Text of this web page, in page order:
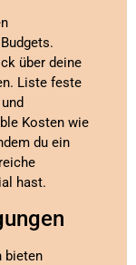
über deine
Liste feste
Kosten wie
du ein
hast.
bieten